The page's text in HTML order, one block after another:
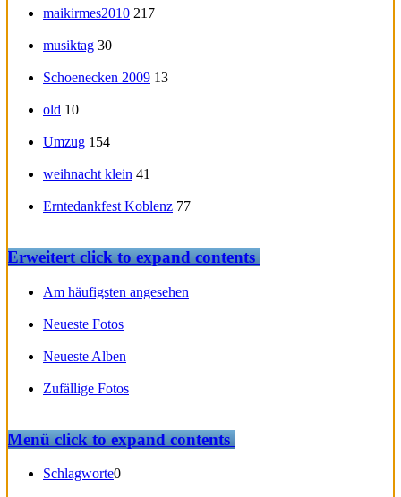
maikirmes2010 217
musiktag 30
Schoenecken 2009 13
old 10
Umzug 154
weihnacht klein 41
Erntedankfest Koblenz 77
Erweitertclick to expand contents
Am häufigsten angesehen
Neueste Fotos
Neueste Alben
Zufällige Fotos
Menüclick to expand contents
Schlagworte0